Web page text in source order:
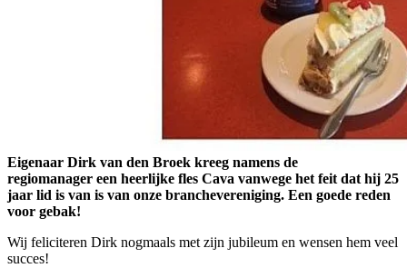
Eigenaar Dirk van den Broek kreeg namens de
regiomanager een heerlijke fles Cava vanwege het feit dat hij 25
jaar lid is van is van onze branchevereniging. Een goede reden
voor gebak!
Wij feliciteren Dirk nogmaals met zijn jubileum en wensen hem veel
succes!